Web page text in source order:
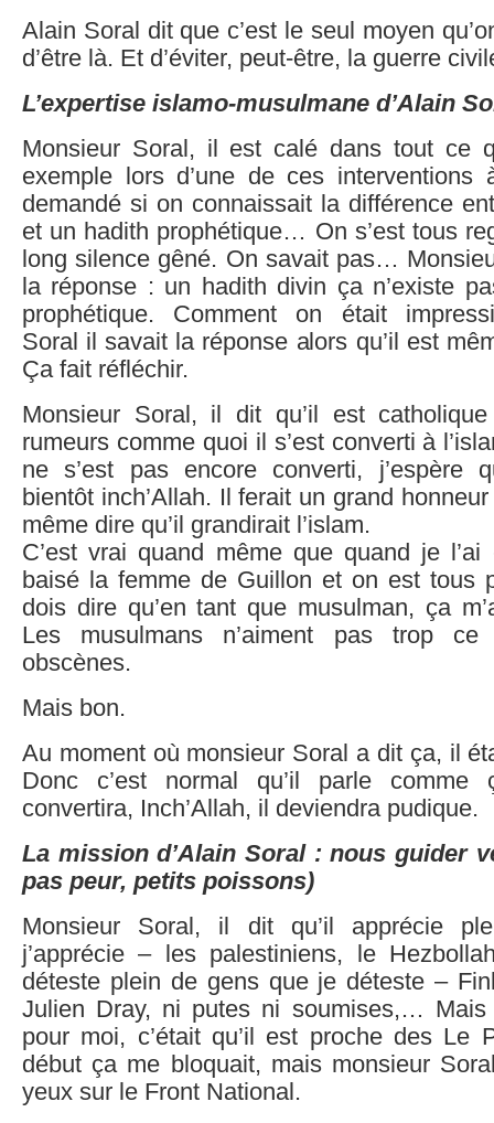
Alain Soral dit que c’est le seul moyen
d’être là. Et d’éviter, peut-être, la guerre
L’expertise islamo-musulmane d’Alain
Monsieur Soral, il est calé dans tout ce
exemple lors d’une de ces
demandé si on connaissait la différence
et un hadith prophétique… On s’est tous
long silence gêné. On savait pas…
la réponse : un hadith divin ça n’existe
prophétique. Comment on était
Soral il savait la réponse alors qu’il est
Ça fait réfléchir.
Monsieur Soral, il dit qu’il est
rumeurs comme quoi il s’est converti à
ne s’est pas encore converti, j’espère
bientôt inch’Allah. Il ferait un grand
même dire qu’il grandirait l’islam.
C’est vrai quand même que quand je l’ai
baisé la femme de Guillon et on est tous
dois dire qu’en tant que musulman, ça
Les musulmans n’aiment pas trop
obscènes.
Mais bon.
Au moment où monsieur Soral a dit ça, il
Donc c’est normal qu’il parle
convertira, Inch’Allah, il deviendra pudique.
La mission d’Alain Soral : nous guider
pas peur, petits poissons)
Monsieur Soral, il dit qu’il apprécie
j’apprécie – les palestiniens, le
déteste plein de gens que je déteste –
Julien Dray, ni putes ni soumises,… Mais
pour moi, c’était qu’il est proche des Le
début ça me bloquait, mais monsieur
yeux sur le Front National.